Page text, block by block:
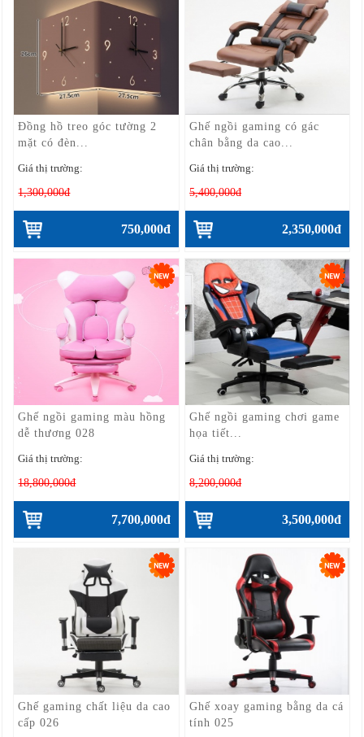
Đồng hồ treo góc tường 2
mặt có đèn...
Giá thị trường:
1,300,000đ
750,000đ
Ghế ngồi gaming có gác
chân bằng da cao...
Giá thị trường:
5,400,000đ
2,350,000đ
Ghế ngồi gaming màu hồng
dễ thương 028
Giá thị trường:
18,800,000đ
7,700,000đ
Ghế ngồi gaming chơi game
họa tiết...
Giá thị trường:
8,200,000đ
3,500,000đ
Ghế gaming chất liệu da cao
cấp 026
Ghế xoay gaming bằng da cá
tính 025